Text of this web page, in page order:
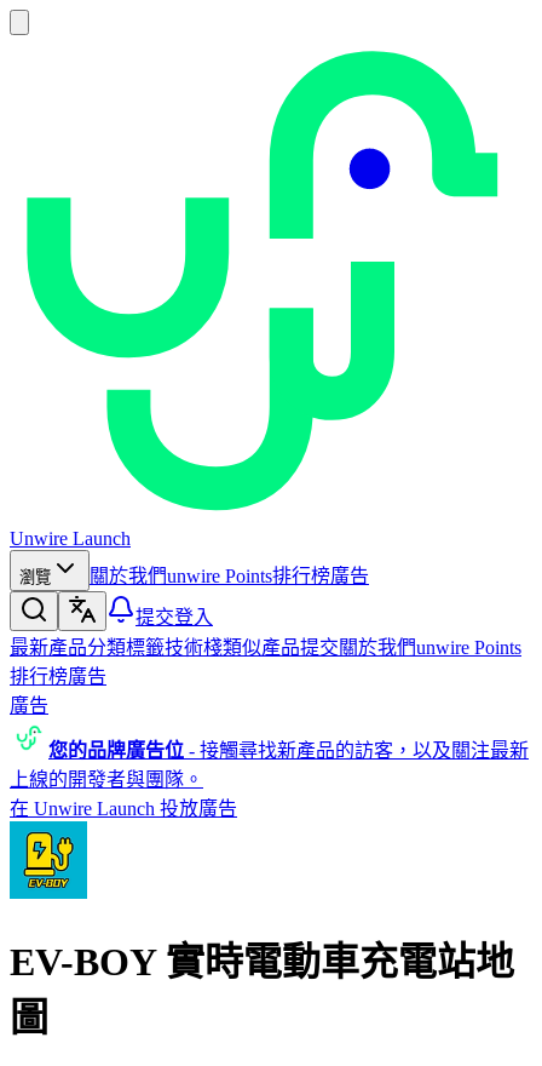
Unwire Launch
瀏覽 關於我們unwire Points排行榜廣告
提交登入
最新產品分類標籤技術棧類似產品提交關於我們unwire Points
排行榜廣告
廣告
您的品牌廣告位 - 接觸尋找新產品的訪客，以及關注最新
上線的開發者與團隊。
在 Unwire Launch 投放廣告
EV-BOY 實時電動車充電站地
圖